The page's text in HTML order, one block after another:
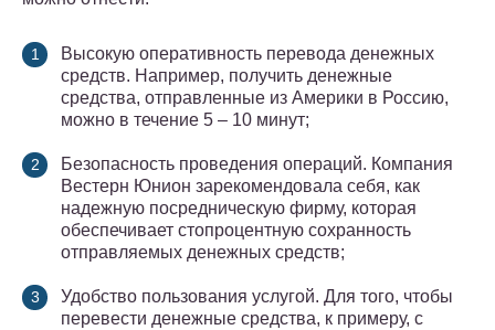
Высокую оперативность перевода денежных
средств. Например, получить денежные
средства, отправленные из Америки в Россию,
можно в течение 5 – 10 минут;
Безопасность проведения операций. Компания
Вестерн Юнион зарекомендовала себя, как
надежную посредническую фирму, которая
обеспечивает стопроцентную сохранность
отправляемых денежных средств;
Удобство пользования услугой. Для того, чтобы
перевести денежные средства, к примеру, с